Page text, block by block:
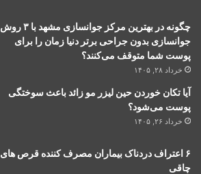
چگونه در بهترین مرکز جوانسازی مشهد با ۳ روش
جوانسازی بدون جراحی برتر دنیا زمان را برای
پوست شما متوقف می‌کنند؟
خرداد ۲۸, ۱۴۰۵
آیا تکان خوردن حین لیزر مو زائد باعث سوختگی
پوست می‌شود؟
خرداد ۲۶, ۱۴۰۵
۶ اعتراف دردناک بیماران مصرف کننده قرص های
چاقی